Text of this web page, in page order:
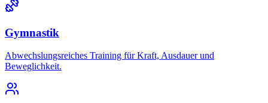
Gymnastik
Abwechslungsreiches Training für Kraft, Ausdauer und
Beweglichkeit.